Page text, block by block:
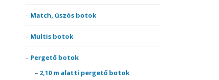
Match, úszós botok
Multis botok
Pergető botok
2,10 m alatti pergető botok